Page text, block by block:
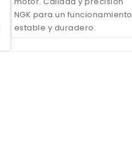
NGK para un funcionamiento
estable y duradero.